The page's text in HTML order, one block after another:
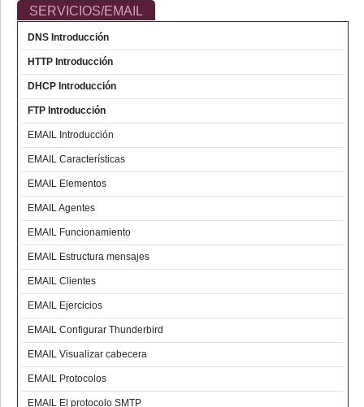
SERVICIOS/EMAIL
DNS Introducción
HTTP Introducción
DHCP Introducción
FTP Introducción
EMAIL Introducción
EMAIL Características
EMAIL Elementos
EMAIL Agentes
EMAIL Funcionamiento
EMAIL Estructura mensajes
EMAIL Clientes
EMAIL Ejercicios
EMAIL Configurar Thunderbird
EMAIL Visualizar cabecera
EMAIL Protocolos
EMAIL El protocolo SMTP